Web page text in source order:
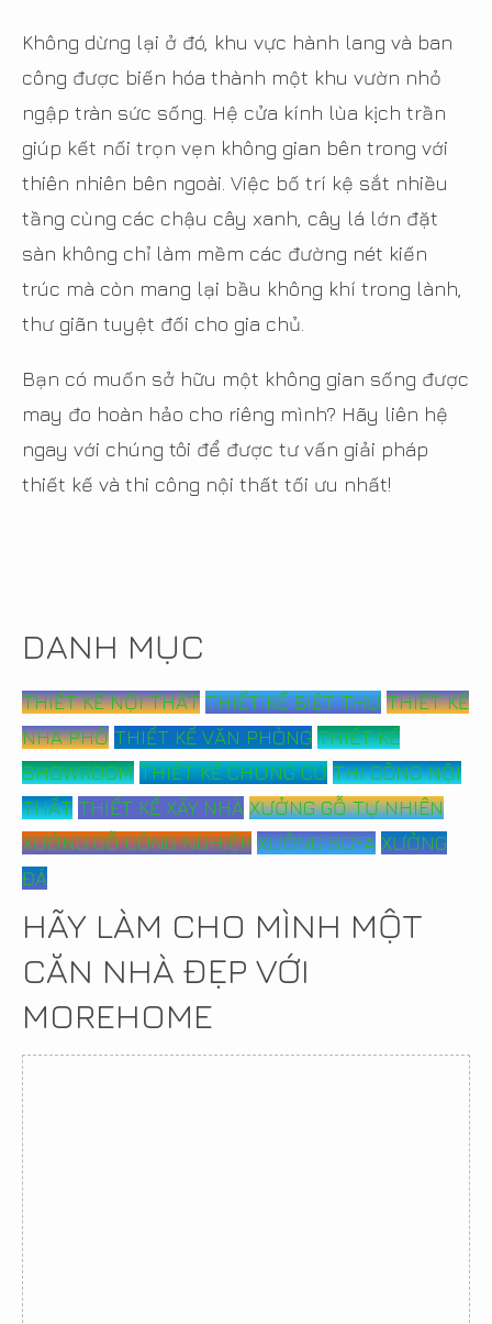
Không dừng lại ở đó, khu vực hành lang và ban
công được biến hóa thành một khu vườn nhỏ
ngập tràn sức sống. Hệ cửa kính lùa kịch trần
giúp kết nối trọn vẹn không gian bên trong với
thiên nhiên bên ngoài. Việc bố trí kệ sắt nhiều
tầng cùng các chậu cây xanh, cây lá lớn đặt
sàn không chỉ làm mềm các đường nét kiến
trúc mà còn mang lại bầu không khí trong lành,
thư giãn tuyệt đối cho gia chủ.
Bạn có muốn sở hữu một không gian sống được
may đo hoàn hảo cho riêng mình? Hãy liên hệ
ngay với chúng tôi để được tư vấn giải pháp
thiết kế và thi công nội thất tối ưu nhất!
DANH MỤC
THIẾT KẾ NỘI THẤT THIẾT KẾ BIỆT THỰ THIẾT KẾ
NHÀ PHỐ THIẾT KẾ VĂN PHÒNG THIẾT KẾ
SHOWROOM THIẾT KẾ CHUNG CƯ THI CÔNG NỘI
THẤT THIẾT KẾ XÂY NHÀ XƯỞNG GỖ TỰ NHIÊN
XƯỞNG GỖ CÔNG NGHIỆP XƯỞNG SOFA XƯỞNG
ĐÁ
HÃY LÀM CHO MÌNH MỘT
CĂN NHÀ ĐẸP VỚI
MOREHOME